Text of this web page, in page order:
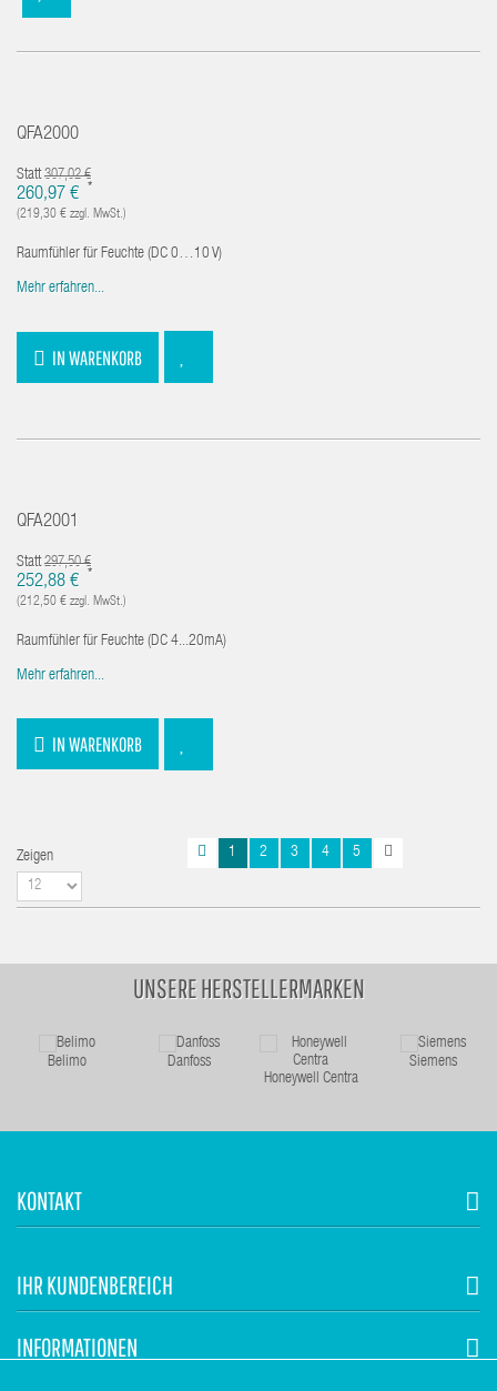
QFA2000
Statt307,02 €
260,97 € *
(219,30 € zzgl. MwSt.)
Raumfühler für Feuchte (DC 0…10 V)
Mehr erfahren...
IN WARENKORB
QFA2001
Statt297,50 €
252,88 € *
(212,50 € zzgl. MwSt.)
Raumfühler für Feuchte (DC 4...20mA)
Mehr erfahren...
IN WARENKORB
Zeigen 1 2 3 4 5
UNSERE HERSTELLERMARKEN
Belimo
Danfoss
Honeywell Centra
Siemens
KONTAKT
IHR KUNDENBEREICH
INFORMATIONEN